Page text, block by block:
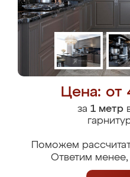
Цена:
за 1 метр
Поможем
Ответим менее,